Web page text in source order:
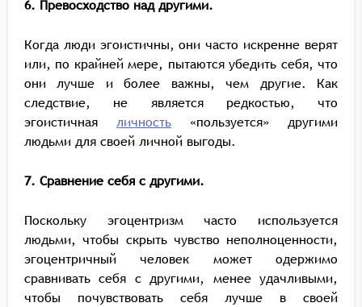
6. Превосходство над другими.
Когда люди эгоистичны, они часто искренне верят
или, по крайней мере, пытаются убедить себя, что
они лучше и более важны, чем другие. Как
следствие, не является редкостью, что
эгоистичная личность «пользуется» другими
людьми для своей личной выгоды.
7. Сравнение себя с другими.
Поскольку эгоцентризм часто используется
людьми, чтобы скрыть чувство неполноценности,
эгоцентричный человек может одержимо
сравнивать себя с другими, менее удачливыми,
чтобы почувствовать себя лучше в своей